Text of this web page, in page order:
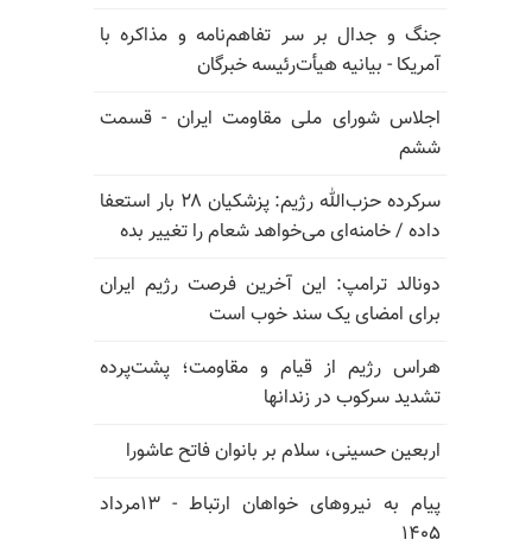
جنگ و جدال بر سر تفاهم‌نامه و مذاکره با
آمریکا - بیانیه هیأت‌رئیسه خبرگان
اجلاس شورای ملی مقاومت ایران - قسمت
ششم
سرکرده حزب‌الله رژیم: پزشکیان ۲۸ بار استعفا
داده / خامنه‌ای می‌خواهد شعام را تغییر بده
دونالد ترامپ: این آخرین فرصت رژیم ایران
برای امضای یک سند خوب است
هراس رژیم از قیام و مقاومت؛ پشت‌پرده
تشدید سرکوب در زندانها
اربعین حسینی، سلام بر بانوان فاتح عاشورا
پیام به نیروهای خواهان ارتباط - ۱۳مرداد
۱۴۰۵